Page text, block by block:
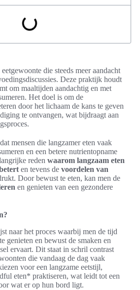
die steeds meer aandacht
Deze praktijk houdt
om maaltijden aandachtig en met
Het doel is om de
door het lichaam de kans te geven
te ontvangen, wat bijdraagt aan
mensen die langzamer eten vaak
en een betere nutrientopname
reden waarom langzaam eten
en tevens de voordelen van
Door bewust te eten, kan men de
en genieten van een gezondere
naar het proces waarbij men de tijd
genieten en bewust de smaken en
ervaart. Dit staat in schril contrast
die vandaag de dag vaak
voor een langzame eetstijl,
eten* praktiseren, wat leidt tot een
wat er op hun bord ligt.